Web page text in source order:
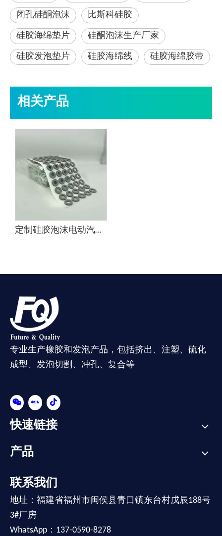
闭孔硅酮泡沫 比斯科硅胶
硅胶海绵垫片 硅酮泡沫生产厂家
硅胶发泡垫片 硅胶海绵线 硅胶海绵胶带
相关产品
定制硅胶泡沫电动汽车电池防火材料汽车用硅胶泡沫板
专业生产橡胶和发泡产品，包括挤出、注塑、硫化
成型、发泡切割、冲孔、复合等
快速链接
产品
联系我们
地址：福建省福州市闽侯县青口镇东台村戊辰188号
3#厂房
WhatsApp：137-0590-8278